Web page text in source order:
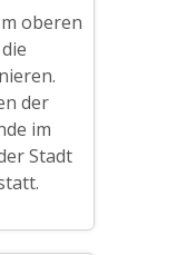
oberen
der
im
Stadt